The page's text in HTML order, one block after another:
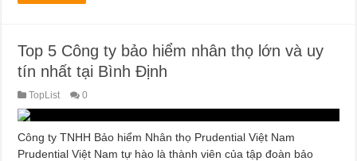
Top 5 Công ty bảo hiểm nhân thọ lớn và uy
tín nhất tại Bình Định
TopList 0
Công ty TNHH Bảo hiểm Nhân thọ Prudential Việt Nam
Prudential Việt Nam tự hào là thành viên của tập đoàn bảo